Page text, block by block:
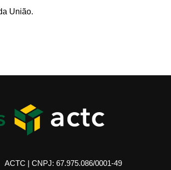
União.
ACTC | CNPJ: 67.975.086/0001-49